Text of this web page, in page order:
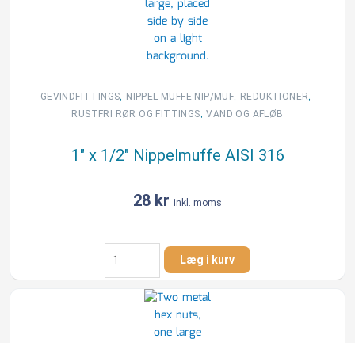
GEVINDFITTINGS, NIPPEL MUFFE NIP/MUF, REDUKTIONER,
RUSTFRI RØR OG FITTINGS,VAND OG AFLØB
1″ x 1/2″ Nippelmuffe AISI 316
28 kr inkl. moms
1"
1/2"
Nippelmuffe
Læg i kurv